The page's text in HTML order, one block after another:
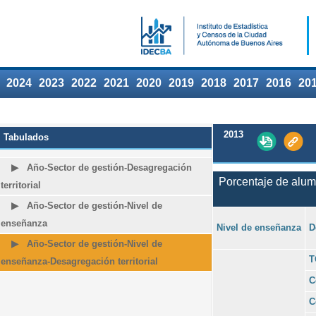
2024 2023 2022 2021 2020 2019 2018 2017 2016
Tabulados
Año-Sector de gestión-Desagregación
territorial
Año-Sector de gestión-Nivel de
enseñanza
Año-Sector de gestión-Nivel de
enseñanza-Desagregación territorial
2013
Porcentaje de
Nivel de enseñanza